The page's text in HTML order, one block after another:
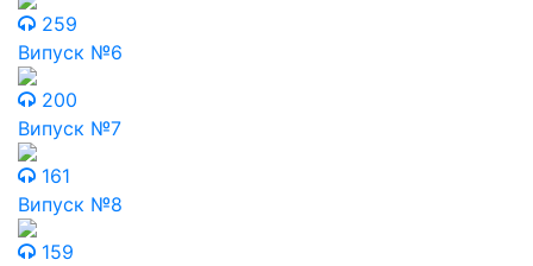
259
Випуск №6
200
Випуск №7
161
Випуск №8
159